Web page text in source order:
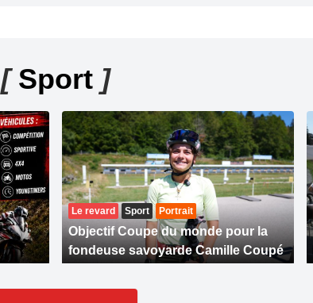
[Sport ]
Le revard Sport Portrait
Objectif Coupe du monde pour la
fondeuse savoyarde Camille Coupé